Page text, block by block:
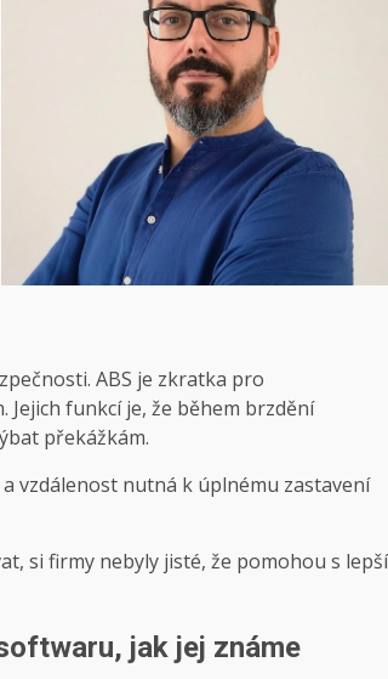
ABS je zkratka pro
funkcí je, že během brzdění
překážkám.
vzdálenost nutná k úplnému zastavení
si firmy nebyly jisté, že pomohou s lepší
jak jej známe